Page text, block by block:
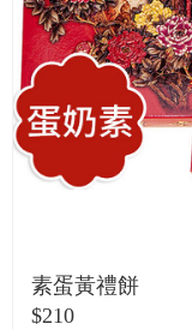
素蛋黃禮餅
$210